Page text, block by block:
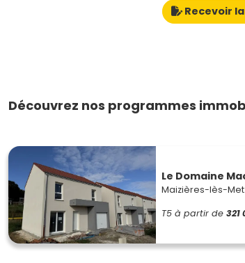
Recevoir
Découvrez nos programmes
Le Domaine
Maizières-lès-
T5 à partir de 321